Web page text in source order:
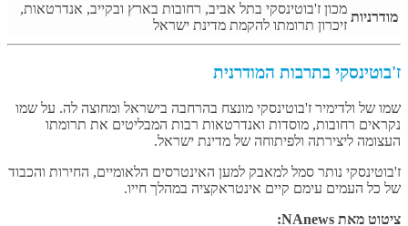
מודרניות
מכון ז'בוטינסקי בתל אביב, רחובות בארץ ובקייב, אנדרטאות,
זיכרון תרומתו להקמת מדינת ישראל
ז'בוטינסקי בתרבות המודרנית
שמו של ולדימיר ז'בוטינסקי מונצח בהרחבה בישראל ומחוצה לה. על שמו
נקראים רחובות, מוסדות ואנדרטאות רבות המבליטים את תרומתו
העצומה ליצירתה ולפיתוחה של מדינת ישראל.
ז'בוטינסקי נותר סמל למאבק למען האינטרסים הלאומיים, החירות והכבוד
של כל העמים עימם קיים אינטראקציה במהלך חייו.
ציטוט מאת NAnews: